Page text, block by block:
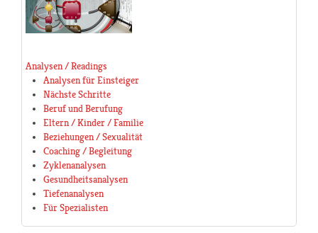
Analysen / Readings
Analysen für Einsteiger
Nächste Schritte
Beruf und Berufung
Eltern / Kinder / Familie
Beziehungen / Sexualität
Coaching / Begleitung
Zyklenanalysen
Gesundheitsanalysen
Tiefenanalysen
Für Spezialisten